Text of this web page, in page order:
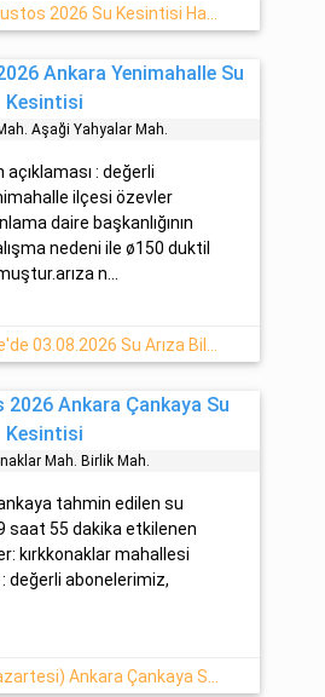
Ankara Yenimahalle Su
Kesintisi
Aşaği Yahyalar Mah.
: değerli
ilçesi özevler
daire başkanlığının
nedeni ile ø150 duktil
n...
Ankara Çankaya Su
Kesintisi
Mah. Bi̇rli̇k Mah.
tahmin edilen su
saat 55 dakika etkilenen
kırkkonaklar mahallesi
değerli abonelerimiz,